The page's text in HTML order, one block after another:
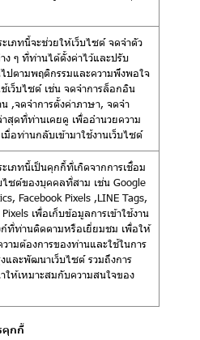
เภทนี้จะช่วยให้เว็บไซต์ จดจำตัว
ง ๆ ที่ท่านได้ตั้งค่าไว้และปรับ
ปตามพฤติกรรมและความพึงพอใจ
เว็บไซต์ เช่น จดจำการล็อกอิน
,จดจำการตั้งค่าภาษา, จดจำ
สุดที่ท่านเคยดู เพื่ออำนวยความ
มื่อท่านกลับเข้ามาใช้งานเว็บไซต์
เภทนี้เป็นคุกกี้ที่เกิดจากการเชื่อม
ไซต์ของบุคคลที่สาม เช่น Google
Facebook Pixels ,LINE Tags,
เพื่อเก็บข้อมูลการเข้าใช้งาน
ก์ที่ท่านติดตามหรือเยี่ยมชม เพื่อให้
วามต้องการของท่านและใช้ในการ
และพัฒนาเว็บไซต์ รวมถึงการ
ห้เหมาะสมกับความสนใจของ
คุกกี้